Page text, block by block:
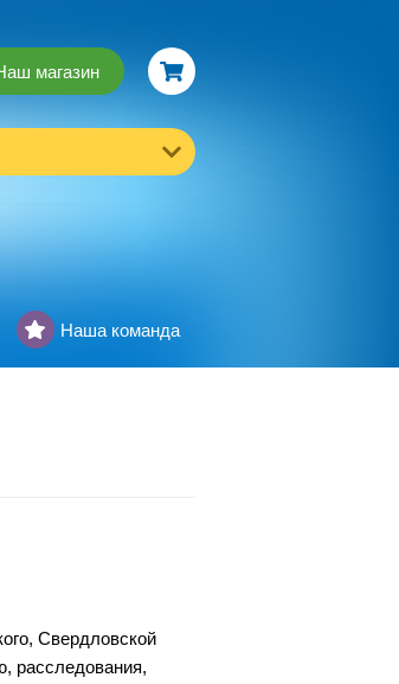
магазин
Наша команда
Свердловской
расследования,